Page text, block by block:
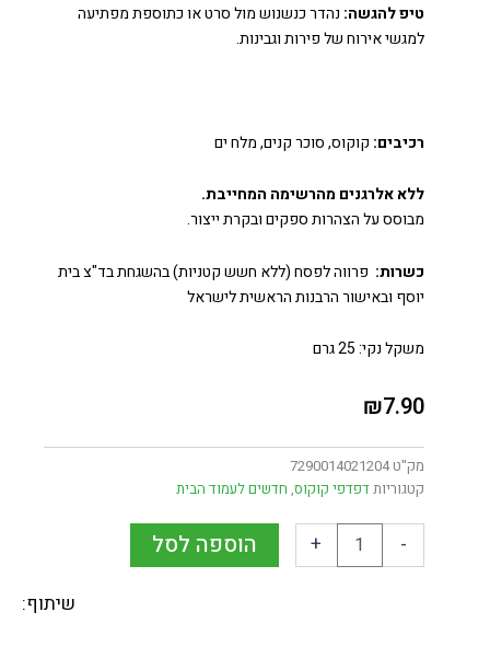
טיפ להגשה:נהדר כנשנוש מול סרט או כתוספת מפתיעה
למגשי אירוח של פירות וגבינות.
רכיבים:קוקוס, סוכר קנים, מלח ים
ללא אלרגנים מהרשימה המחייבת.
מבוסס על הצהרות ספקים ובקרת ייצור.
כשרות:פרווה לפסח (ללא חשש קטניות) בהשגחת בד"צ בית
יוסף ובאישור הרבנות הראשית לישראל
משקל נקי: 25 גרם
₪7.90
מק"ט7290014021204
קטגוריותדפדפי קוקוס,חדשים לעמוד הבית
הוספה לסל
שיתוף: